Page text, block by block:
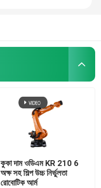
কুকা দাম ওডিএম KR 210 6
অক্ষ সহ শিল্প উচ্চ নির্ভুলতা
রোবোটিক আর্ম